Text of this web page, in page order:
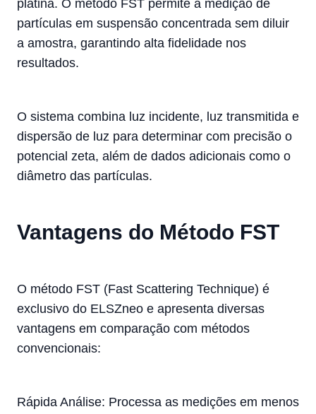
platina. O método FST permite a medição de
partículas em suspensão concentrada sem diluir
a amostra, garantindo alta fidelidade nos
resultados.
O sistema combina luz incidente, luz transmitida e
dispersão de luz para determinar com precisão o
potencial zeta, além de dados adicionais como o
diâmetro das partículas.
Vantagens do Método FST
O método FST (Fast Scattering Technique) é
exclusivo do ELSZneo e apresenta diversas
vantagens em comparação com métodos
convencionais:
Rápida Análise: Processa as medições em menos